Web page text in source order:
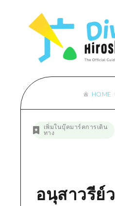
รายการ
อาหารรสเลิศ / สุรา
กา
ช้อ
กีฬา
รายการ
เข้าถึงเข้าถึง
สรุปการจร
ความแออัด
ตั๋วเที่ยวคุ้ม
บริการรับฝ
HOME
เพิ่มในบุ๊คมาร์คการเดิน
ทาง
อนุสาวรีย์